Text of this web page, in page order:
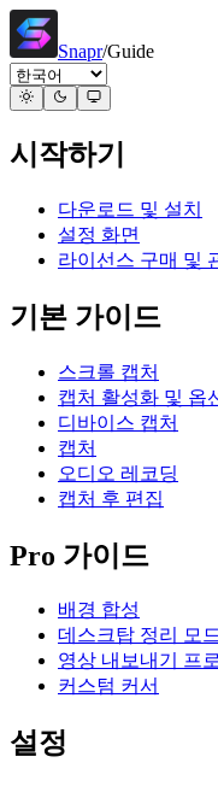
Snapr/Guide
시작하기
다운로드 및 설치
설정 화면
라이선스 구매 및
기본 가이드
스크롤 캡처
캡처 활성화 및 옵
디바이스 캡처
캡처
오디오 레코딩
캡처 후 편집
Pro 가이드
배경 합성
데스크탑 정리 모
영상 내보내기 프
커스텀 커서
설정